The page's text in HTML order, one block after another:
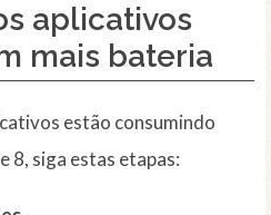
aplicativos
mais bateria
estão consumindo
8, siga estas etapas: